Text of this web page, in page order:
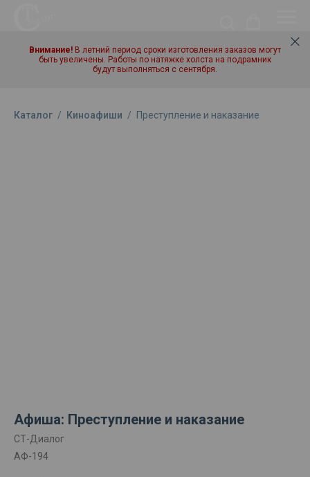
Внимание! В летний период сроки изготовления заказов могут
быть увеличены. Работы по натяжке холста на подрамник
будут выполняться с сентября.
Каталог / Киноафиши / Преступление и наказание
Афиша: Преступление и наказание
СТ-Диалог
АФ-194